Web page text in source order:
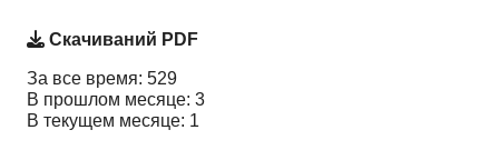
Скачиваний PDF
За все время: 529
В прошлом месяце: 3
В текущем месяце: 1